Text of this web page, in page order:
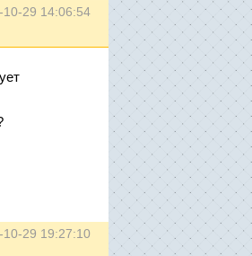
10-29 14:06:54
10-29 19:27:10